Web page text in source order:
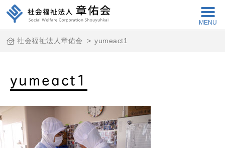
MENU
社会福祉法人章佑会 > yumeact1
yumeact1